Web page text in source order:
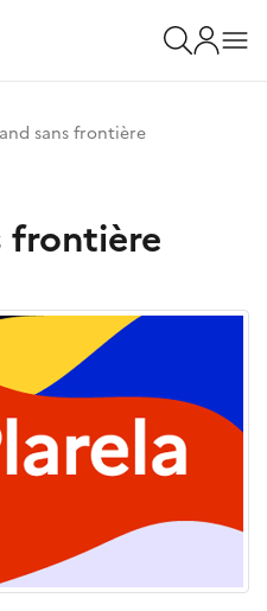
sans frontière
frontière